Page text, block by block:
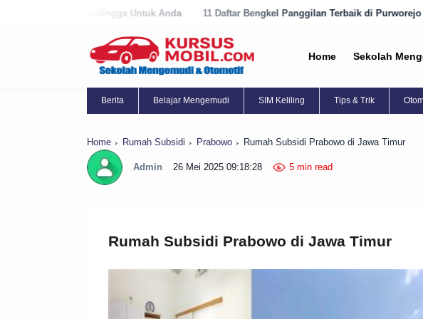
11 Daftar Bengkel Panggilan Terbaik di Purworejo Sekarang! 9
Home Sekolah
Berita Belajar Mengemudi SIM Keliling Tips & Trik
Home Rumah Subsidi Prabowo Rumah Subsidi Prabowo di Jawa Timur
Admin 26 Mei 2025 09:18:28 5 min read
Rumah Subsidi Prabowo di Jawa Timur